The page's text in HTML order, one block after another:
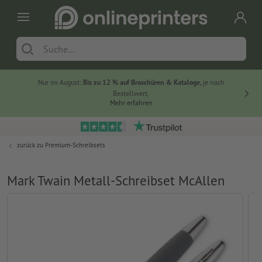
Nur im August: Bis zu 12 % auf Broschüren & Kataloge, je nach
Bestellwert.
Mehr erfahren
zurück zu Premium-Schreibsets
Mark Twain Metall-Schreibset McAllen